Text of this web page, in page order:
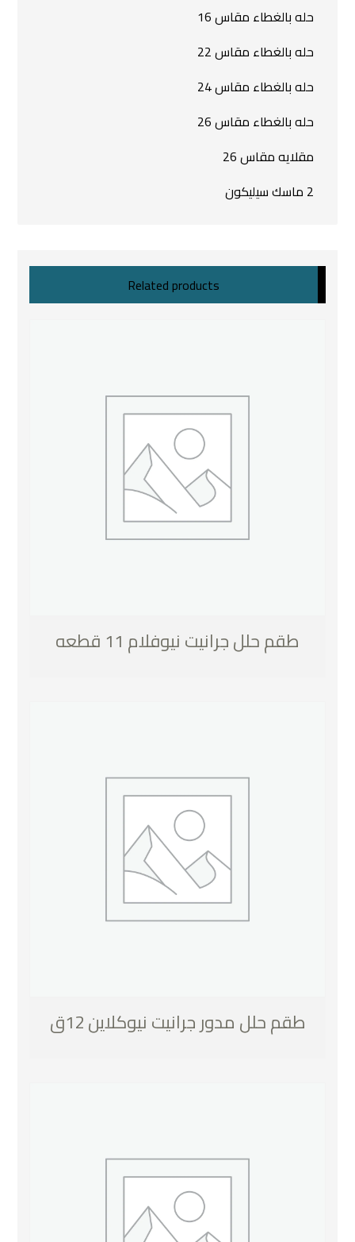
حله بالغطاء مقاس 16
حله بالغطاء مقاس 22
حله بالغطاء مقاس 24
حله بالغطاء مقاس 26
مقلايه مقاس 26
2 ماسك سيليكون
Related products
طقم حلل جرانيت نيوفلام 11 قطعه
طقم حلل مدور جرانيت نيوكلاين 12ق